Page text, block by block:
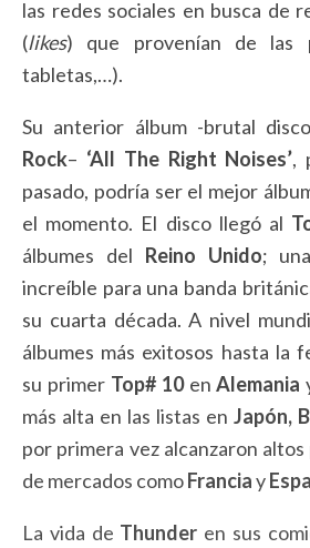
las redes sociales en busca de
(likes) que provenían de las
tabletas,…).
Su anterior álbum -brutal
Rock– ‘All The Right Noises’,
pasado, podría ser el mejor
el momento. El disco llegó al
álbumes del Reino Unido;
increíble para una banda
su cuarta década. A nivel
álbumes más exitosos hasta la
su primer Top# 10 enAlemania
más alta en las listas en Japón,
por primera vez alcanzaron
de mercados comoFranciay
La vida de Thunder en sus